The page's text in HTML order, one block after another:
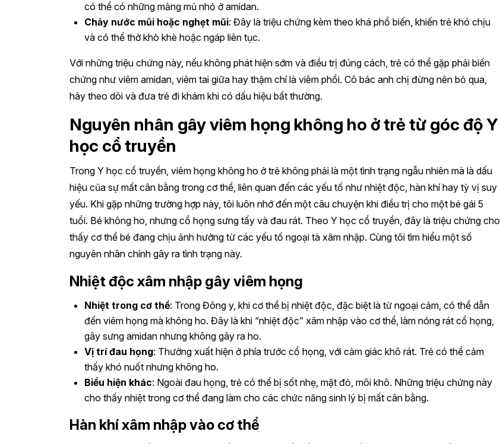
có thể có những mảng mủ nhỏ ở amidan.
Chảy nước mũi hoặc nghẹt mũi: Đây là triệu chứng kèm theo khá phổ biến, khiến trẻ khó chịu
và có thể thở khò khè hoặc ngáp liên tục.
Với những triệu chứng này, nếu không phát hiện sớm và điều trị đúng cách, trẻ có thể gặp phải biến
chứng như viêm amidan, viêm tai giữa hay thậm chí là viêm phổi. Cô bác anh chị đừng nên bỏ qua,
hãy theo dõi và đưa trẻ đi khám khi có dấu hiệu bất thường.
Nguyên nhân gây viêm họng không ho ở trẻ từ góc độ Y
học cổ truyền
Trong Y học cổ truyền, viêm họng không ho ở trẻ không phải là một tình trạng ngẫu nhiên mà là dấu
hiệu của sự mất cân bằng trong cơ thể, liên quan đến các yếu tố như nhiệt độc, hàn khí hay tỳ vị suy
yếu. Khi gặp những trường hợp này, tôi luôn nhớ đến một câu chuyện khi điều trị cho một bé gái 5
tuổi. Bé không ho, nhưng cổ họng sưng tấy và đau rát. Theo Y học cổ truyền, đây là triệu chứng cho
thấy cơ thể bé đang chịu ảnh hưởng từ các yếu tố ngoại tà xâm nhập. Cùng tôi tìm hiểu một số
nguyên nhân chính gây ra tình trạng này.
Nhiệt độc xâm nhập gây viêm họng
Nhiệt trong cơ thể: Trong Đông y, khi cơ thể bị nhiệt độc, đặc biệt là từ ngoại cảm, có thể dẫn
đến viêm họng mà không ho. Đây là khi “nhiệt độc” xâm nhập vào cơ thể, làm nóng rát cổ họng,
gây sưng amidan nhưng không gây ra ho.
Vị trí đau họng: Thường xuất hiện ở phía trước cổ họng, với cảm giác khô rát. Trẻ có thể cảm
thấy khó nuốt nhưng không ho.
Biểu hiện khác: Ngoài đau họng, trẻ có thể bị sốt nhẹ, mặt đỏ, môi khô. Những triệu chứng này
cho thấy nhiệt trong cơ thể đang làm cho các chức năng sinh lý bị mất cân bằng.
Hàn khí xâm nhập vào cơ thể